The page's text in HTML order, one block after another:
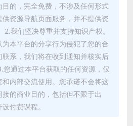
的，完全免费，不涉及任何形式
资源导航页面服务，并不提供资
我们坚决尊重并支持知识产权。
本平台的分享行为侵犯了您的合
系，我们将在收到通知并核实后
通过本平台获取的任何资源，仅
内部交流使用。您承诺不会将这
的商业目的，包括但不限于出
付费课程。